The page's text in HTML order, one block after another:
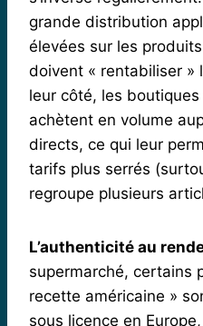
grande distribution
élevées sur les
doivent « rentabiliser »
leur côté, les
achètent en volume
directs, ce qui leur
tarifs plus serrés
regroupe plusieurs
L’authenticité au
supermarché, certains
recette américaine »
sous licence en